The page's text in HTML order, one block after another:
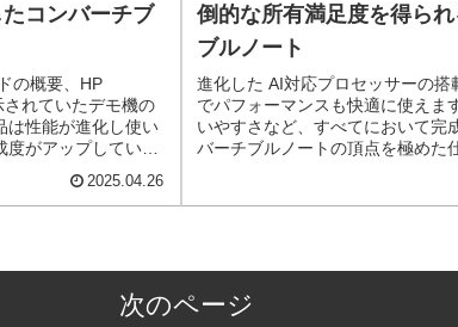
コンバーチブ
の概要、HP
れていたデモ機の
は性能が進化し使い
がアップしていま
2025.04.26
倒的な所有満足度を得ら
ブルノート
進化した AI対応プロセッサーの
でパフォーマンスも快適に使えま
いやすさなど、すべてにおいて完
バーチブルノートの頂点を極めた
次のページ